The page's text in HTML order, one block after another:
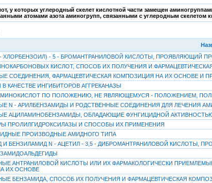
у которых углеродный скелет кислотной части замещен
атомами азота аминогрупп, связанными с углеродным скелетом
- ХЛОРБЕНЗОИЛ) - 5 - БРОМАНТРАНИЛОВОЙ КИСЛОТЫ, ПРОЯВЛЯЮЩИЙ
КИСЛОТ, СПОСОБ ИХ ПОЛУЧЕНИЯ И
СОЕДИНЕНИЯ, ФАРМАЦЕВТИЧЕСКАЯ КОМПОЗИЦИЯ НА ИХ ОСНОВЕ И
КАЧЕСТВЕ ИНГИБИТОРОВ АГГРЕКАНАЗЫ
ПО ПОЛОЖЕНИЮ, НЕ ЯВЛЯЮЩЕМУСЯ - ПОЛОЖЕНИЕМ,
N - АРИЛБЕНЗАМИДЫ И РОДСТВЕННЫЕ СОЕДИНЕНИЯ ДЛЯ ЛЕЧЕНИЯ
АЦИЛАМИНОБЕНЗАМИДЫ, ОБЛАДАЮЩИЕ ФУНГИЦИДНОЙ
ПРОЛИЛГИДРОКСИЛАЗЫ И СПОСОБЫ ИХ ПРИМЕНЕНИЯ
ПРОИЗВОДНЫЕ АМИДНОГО ТИПА
И БЕНЗИЛАМИД N - АЦЕТИЛ - 3,5 - ДИБРОМАНТРАНИЛОВОЙ КИСЛОТЫ,
АНТРАНИЛОВОЙ КИСЛОТЫ ИЛИ ИХ ФАРМАКОЛОГИЧЕСКИ
ИХ ОСНОВЕ
БЕНЗАМИДА, СПОСОБ ИХ ПОЛУЧЕНИЯ И ФАРМАЦЕВТИЧЕСКАЯ